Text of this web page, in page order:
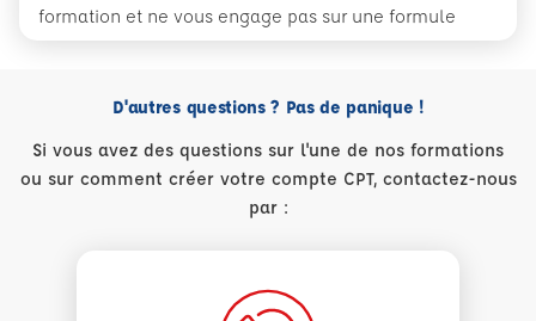
formation et ne vous engage pas sur une formule
D'autres questions ? Pas de panique !
Si vous avez des questions sur l'une de nos formations
ou sur comment créer votre compte CPT, contactez-nous
par :